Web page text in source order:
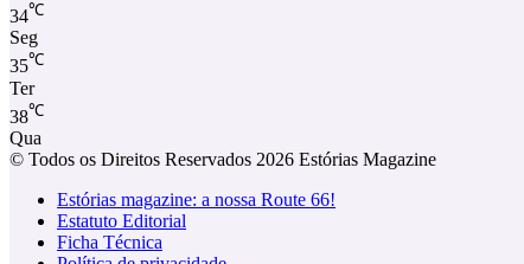
34℃
Seg
35℃
Ter
38℃
Qua
© Todos os Direitos Reservados 2026 Estórias Magazine
Estórias magazine: a nossa Route 66!
Estatuto Editorial
Ficha Técnica